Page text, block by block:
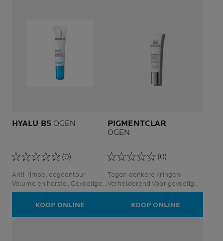
HYALU B5OGEN
(0)
Anti-rimpel oogcontour
Volume en herstel Gevoelige
ogen
KOOP ONLINE
PIGMENTCLAR
OGEN
(0)
Tegen donkere kringen
Verhelderend Voor gevoelige
ogen
KOOP ONLINE